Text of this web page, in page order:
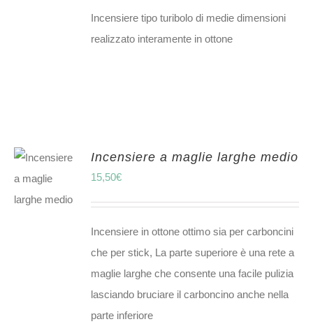
Incensiere tipo turibolo di medie dimensioni
realizzato interamente in ottone
AGGIUNGI
CARRELLO
Incensiere a maglie larghe medio
15,50€
Incensiere in ottone ottimo sia per carboncini
che per stick, La parte superiore è una rete a
maglie larghe che consente una facile pulizia
lasciando bruciare il carboncino anche nella
parte inferiore